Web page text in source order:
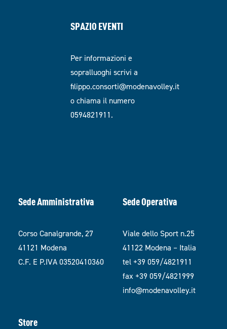
SPAZIO EVENTI
Per informazioni e
sopralluoghi scrivi a
filippo.consorti@modenavolley.it
o chiama il numero
0594821911.
Sede Amministrativa
Corso Canalgrande, 27
41121 Modena
C.F. E P.IVA 03520410360
Sede Operativa
Viale dello Sport n.25
41122 Modena – Italia
tel +39 059/4821911
fax +39 059/4821999
info@modenavolley.it
Store